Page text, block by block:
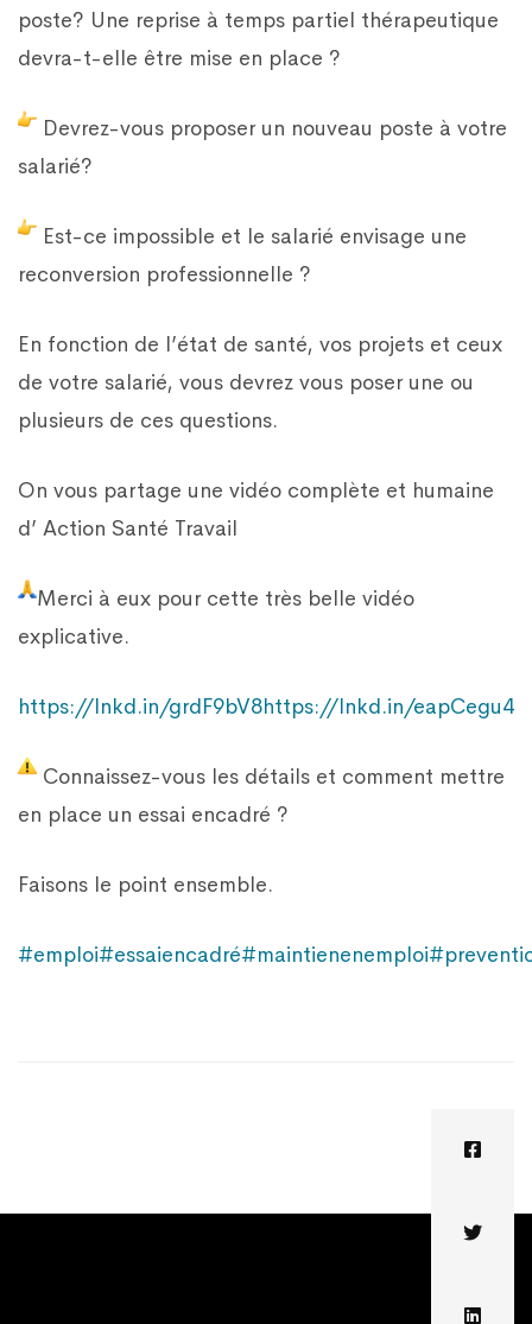
poste? Une reprise à temps partiel thérapeutique
devra-t-elle être mise en place ?
Devrez-vous proposer un nouveau poste à votre
salarié?
Est-ce impossible et le salarié envisage une
reconversion professionnelle ?
En fonction de l’état de santé, vos projets et ceux
de votre salarié, vous devrez vous poser une ou
plusieurs de ces questions.
On vous partage une vidéo complète et humaine
d’ Action Santé Travail
Merci à eux pour cette très belle vidéo
explicative.
https://lnkd.in/grdF9bV8https://lnkd.in/eapCegu4
Connaissez-vous les détails et comment mettre
en place un essai encadré ?
Faisons le point ensemble.
#emploi#essaiencadré#maintienenemploi